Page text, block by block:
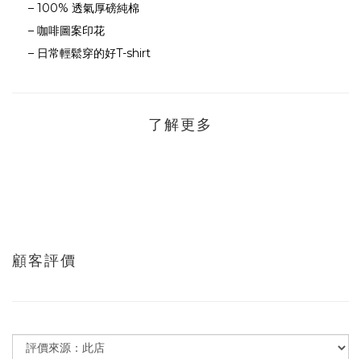
– 100% 透氣厚磅純棉
– 咖啡圖案印花
– 日常輕鬆穿的好T-shirt
了解更多
顧客評價